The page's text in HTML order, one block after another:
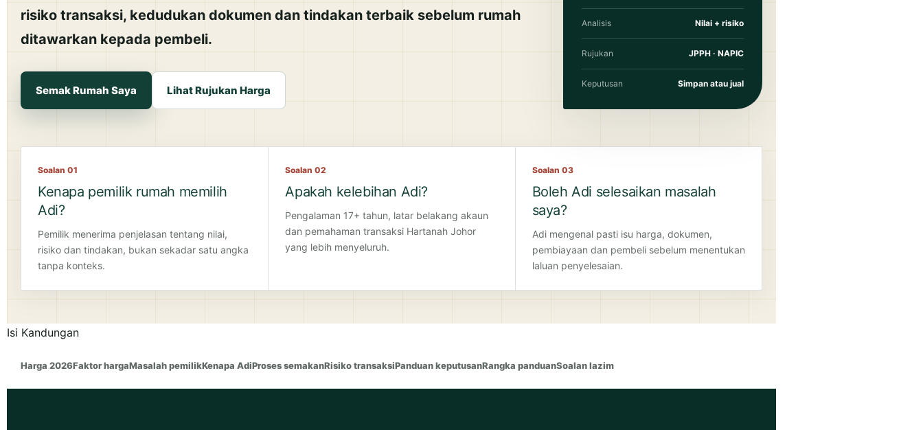
risiko transaksi, kedudukan dokumen dan tindakan terbaik sebelum rumah
ditawarkan kepada pembeli.
Semak Rumah Saya Lihat Rujukan Harga
Analisis Nilai + risiko
Rujukan JPPH · NAPIC
Keputusan Simpan atau jual
Soalan 01
Kenapa pemilik rumah memilih
Adi?
Pemilik menerima penjelasan tentang nilai,
risiko dan tindakan, bukan sekadar satu angka
tanpa konteks.
Soalan 02
Apakah kelebihan Adi?
Pengalaman 17+ tahun, latar belakang akaun
dan pemahaman transaksi Hartanah Johor
yang lebih menyeluruh.
Soalan 03
Boleh Adi selesaikan masalah
saya?
Adi mengenal pasti isu harga, dokumen,
pembiayaan dan pembeli sebelum menentukan
laluan penyelesaian.
Isi Kandungan
Harga 2026Faktor hargaMasalah pemilikKenapa AdiProses semakanRisiko transaksiPanduan keputusanRangka panduanSoalan lazim